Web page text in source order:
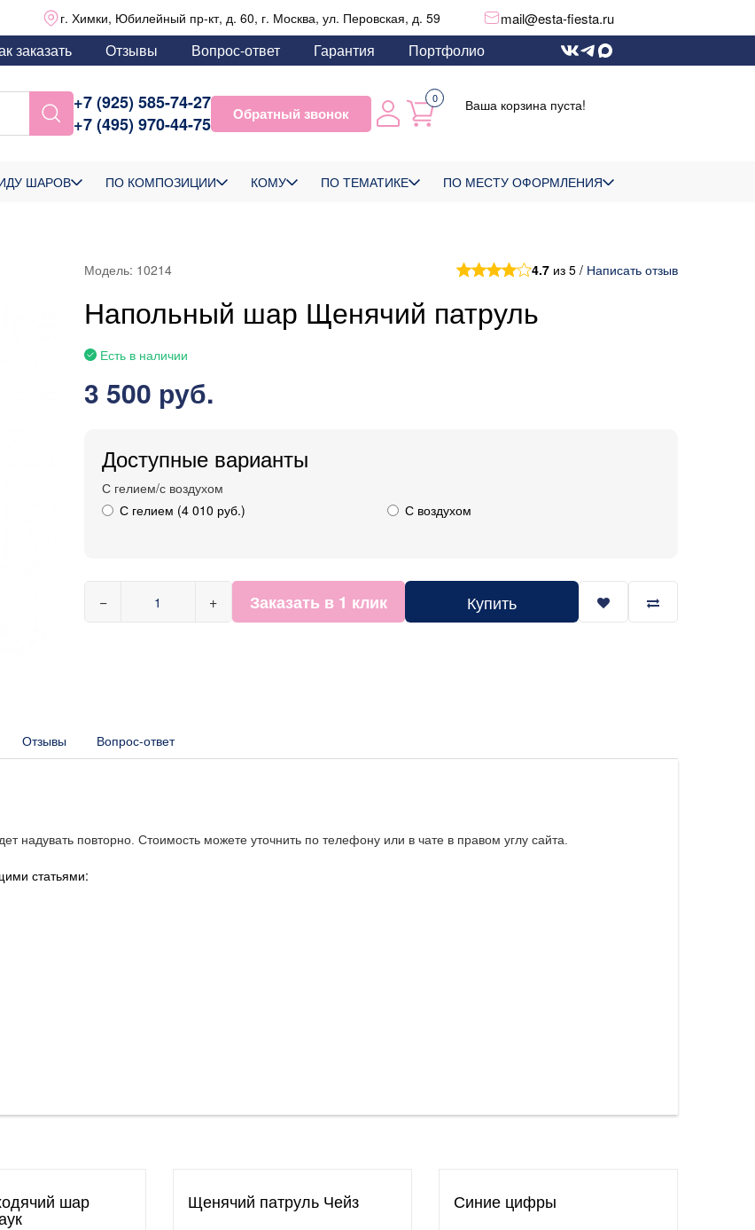
г. Химки, Юбилейный пр-кт, д. 60, г. Москва, ул. Перовская, д. 59 mail@esta-fiesta.ru
заказать Отзывы Вопрос-ответ Гарантия Портфолио
+7 (925) 585-74-27
+7 (495) 970-44-75
Обратный звонок
0 Ваша корзина пуста!
ШАРОВ ПО КОМПОЗИЦИИ КОМУ ПО ТЕМАТИКЕ ПО МЕСТУ ОФОРМЛЕНИЯ
Модель: 10214 4.7 из 5 / Написать отзыв
Напольный шар Щенячий патруль
Есть в наличии
3 500 руб.
Доступные варианты
С гелием/с воздухом
С гелием (4 010 руб.)
С воздухом
− + Заказать в 1 клик Купить
Отзывы Вопрос-ответ
повторно. Стоимость можете уточнить по телефону или в чате в правом углу сайта.
статьями:
шар
Щенячий патруль Чейз
Синие цифры